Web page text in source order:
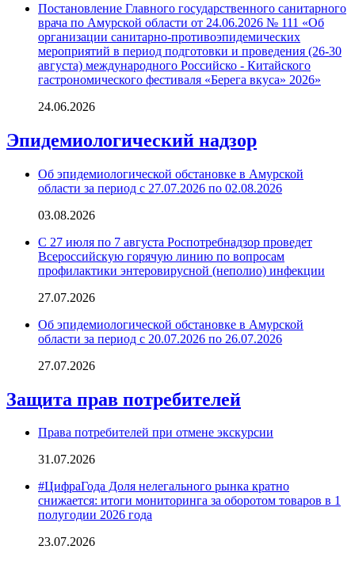
Постановление Главного государственного санитарного
врача по Амурской области от 24.06.2026 № 111 «Об
организации санитарно-противоэпидемических
мероприятий в период подготовки и проведения (26-30
августа) международного Российско - Китайского
гастрономического фестиваля «Берега вкуса» 2026»
24.06.2026
Эпидемиологический надзор
Об эпидемиологической обстановке в Амурской
области за период с 27.07.2026 по 02.08.2026
03.08.2026
С 27 июля по 7 августа Роспотребнадзор проведет
Всероссийскую горячую линию по вопросам
профилактики энтеровирусной (неполио) инфекции
27.07.2026
Об эпидемиологической обстановке в Амурской
области за период с 20.07.2026 по 26.07.2026
27.07.2026
Защита прав потребителей
Права потребителей при отмене экскурсии
31.07.2026
#ЦифраГода Доля нелегального рынка кратно
снижается: итоги мониторинга за оборотом товаров в 1
полугодии 2026 года
23.07.2026